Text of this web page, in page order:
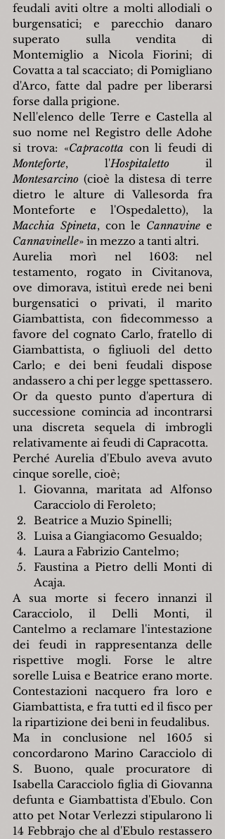
feudali aviti oltre a molti allodiali o
burgensatici; e parecchio danaro
superato sulla vendita di
Montemiglio a Nicola Fiorini; di
Covatta a tal scacciato; di Pomigliano
d'Arco, fatte dal padre per liberarsi
forse dalla prigione.
Nell'elenco delle Terre e Castella al
suo nome nel Registro delle Adohe
si trova: «Capracotta
Monteforte, l'Hospitaletto
Montesarcino (cioè la distesa di terre
dietro le alture di Vallesorda fra
Monteforte e l'Ospedaletto), la
Macchia Spineta, con le Cannavine
Cannavinelle» in mezzo a tanti altri.
Aurelia morì nel 1603: nel
testamento, rogato in Civitanova,
ove dimorava, istituì erede nei beni
burgensatici o privati, il marito
Giambattista, con fidecommesso a
favore del cognato Carlo, fratello di
Giambattista, o figliuoli del detto
Carlo; e dei beni feudali dispose
andassero a chi per legge spettassero.
Or da questo punto d'apertura di
successione comincia ad incontrarsi
una discreta sequela di imbrogli
relativamente ai feudi di Capracotta.
Perché Aurelia d'Ebulo aveva avuto
cinque sorelle, cioè;
Giovanna, maritata ad Alfonso
Caracciolo di Feroleto;
Beatrice a Muzio Spinelli;
Luisa a Giangiacomo Gesualdo;
Laura a Fabrizio Cantelmo;
Faustina a Pietro delli Monti di
Acaja.
A sua morte si fecero innanzi il
Caracciolo, il Delli Monti, il
Cantelmo a reclamare l'intestazione
dei feudi in rappresentanza delle
rispettive mogli. Forse le altre
sorelle Luisa e Beatrice erano morte.
Contestazioni nacquero fra loro e
Giambattista, e fra tutti ed il fisco per
la ripartizione dei beni in feudalibus.
Ma in conclusione nel 1605 si
concordarono Marino Caracciolo di
S. Buono, quale procuratore di
Isabella Caracciolo figlia di Giovanna
defunta e Giambattista d'Ebulo. Con
atto pet Notar Verlezzi stipularono li
14 Febbrajo che al d'Ebulo restassero